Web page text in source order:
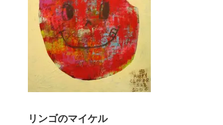
リンゴのマイケル